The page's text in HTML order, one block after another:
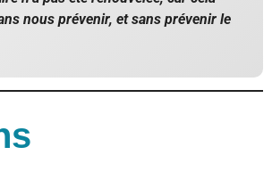
nous prévenir, et sans prévenir le